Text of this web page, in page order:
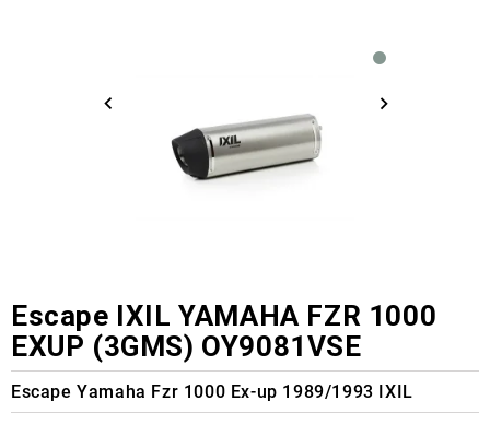
Escape IXIL YAMAHA FZR 1000
EXUP (3GMS) OY9081VSE
Escape Yamaha Fzr 1000 Ex-up 1989/1993 IXIL